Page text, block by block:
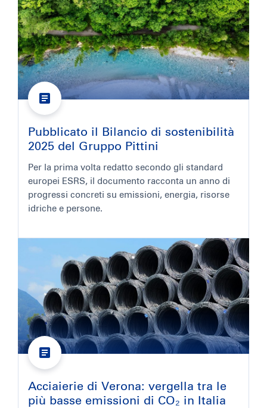
Pubblicato il Bilancio di sostenibilità
2025 del Gruppo Pittini
Per la prima volta redatto secondo gli standard
europei ESRS, il documento racconta un anno di
progressi concreti su emissioni, energia, risorse
idriche e persone.
Acciaierie di Verona: vergella tra le
più basse emissioni di CO₂ in Italia